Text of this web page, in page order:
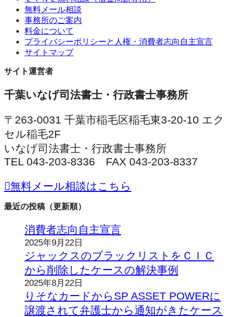
無料メール相談
事務所のご案内
料金について
プライバシーポリシーと人権・消費者志向自主宣言
サイトマップ
サイト運営者
千葉いなげ司法書士・行政書士事務所
〒263-0031 千葉市稲毛区稲毛東3-20-10 エク
セル稲毛2F
いなげ司法書士・行政書士事務所
TEL 043-203-8336 FAX 043-203-8337
無料メール相談はこちら
最近の投稿（更新順）
消費者志向自主宣言
2025年9月22日
ジャックスのブラックリストをＣＩＣ
から削除したケースの解決事例
2025年8月22日
りそなカードからSP ASSET POWERに
譲渡されて弁護士から通知がきたケース